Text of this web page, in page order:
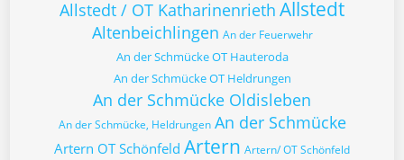
Allstedt / OT Katharinenrieth Allstedt
Altenbeichlingen An der Feuerwehr
An der Schmücke OT Hauteroda
An der Schmücke OT Heldrungen
An der Schmücke Oldisleben
An der Schmücke, Heldrungen An der Schmücke
Artern OT Schönfeld Artern Artern/ OT Schönfeld